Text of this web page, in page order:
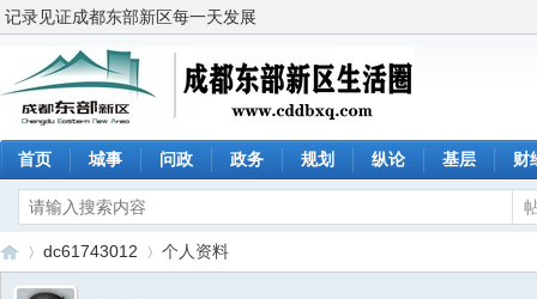
记录见证成都东部新区每一天发展
首页 城事 问政 政务 规划 纵论 基层 财
dc61743012 个人资料